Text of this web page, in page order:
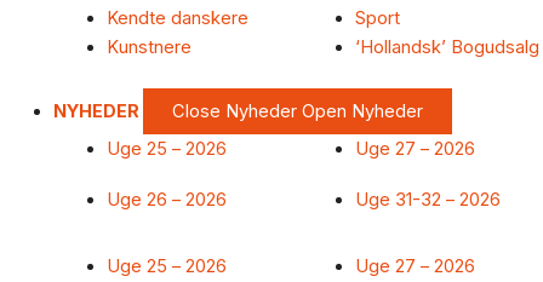
Kendte danskere
Kunstnere
Sport
‘Hollandsk’ Bogudsalg
NYHEDER Close Nyheder Open Nyheder
Uge 25 – 2026
Uge 26 – 2026
Uge 27 – 2026
Uge 31-32 – 2026
Uge 25 – 2026
Uge 27 – 2026